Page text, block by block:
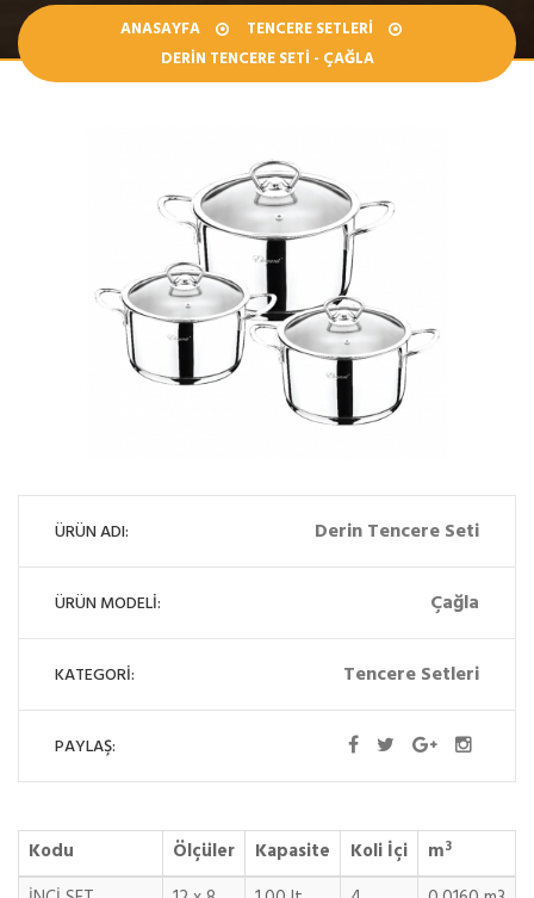
ANASAYFA
TENCERE SETLERI
DERIN TENCERE SETI - ÇAĞLA
ÜRÜN ADI: Derin Tencere Seti
ÜRÜN MODELİ: Çağla
KATEGORİ: Tencere Setleri
PAYLAŞ:
Kodu Ölçüler Kapasite Koli İçi m3